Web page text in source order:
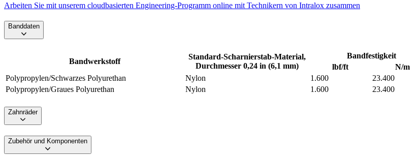
Arbeiten Sie mit unserem cloudbasierten Engineering-Programm online mit Technikern von Intralox zusammen
Banddaten
Bandwerkstoff
Standard-Scharnierstab-Material,
Durchmesser 0,24 in (6,1 mm)
Bandfestigkeit
lbf/ft
N/m
Polypropylen/Schwarzes Polyurethan
Nylon 1.600 23.400
Polypropylen/Graues Polyurethan
Nylon 1.600 23.400
Zahnräder
Zubehör und Komponenten